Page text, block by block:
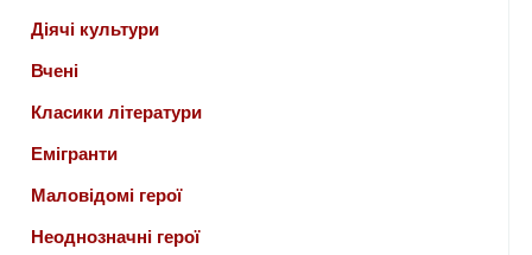
Діячі культури
Вчені
Класики літератури
Емігранти
Маловідомі герої
Неоднозначні герої